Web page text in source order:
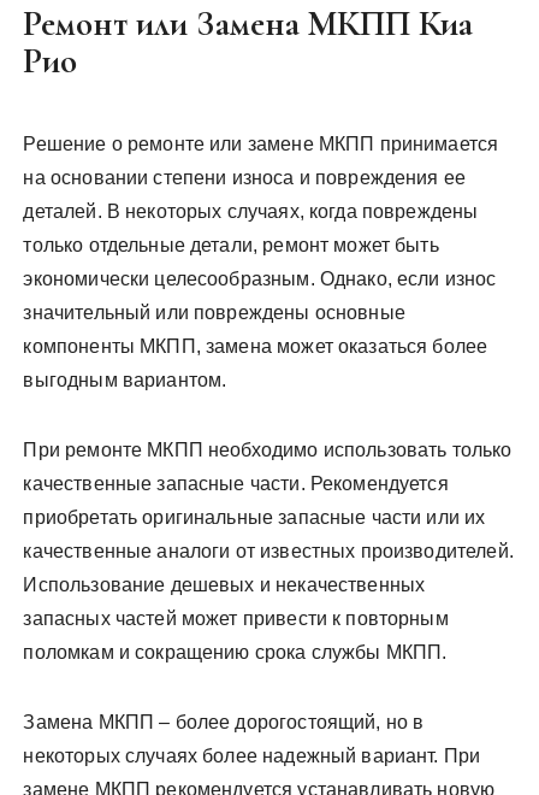
Ремонт или Замена МКПП Киа
Рио
Решение о ремонте или замене МКПП принимается
на основании степени износа и повреждения ее
деталей. В некоторых случаях, когда повреждены
только отдельные детали, ремонт может быть
экономически целесообразным. Однако, если износ
значительный или повреждены основные
компоненты МКПП, замена может оказаться более
выгодным вариантом.
При ремонте МКПП необходимо использовать только
качественные запасные части. Рекомендуется
приобретать оригинальные запасные части или их
качественные аналоги от известных производителей.
Использование дешевых и некачественных
запасных частей может привести к повторным
поломкам и сокращению срока службы МКПП.
Замена МКПП – более дорогостоящий, но в
некоторых случаях более надежный вариант. При
замене МКПП рекомендуется устанавливать новую